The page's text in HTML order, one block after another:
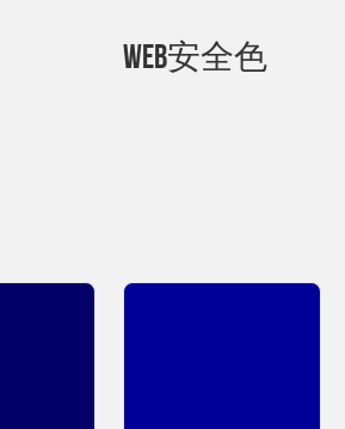
WEB安全色